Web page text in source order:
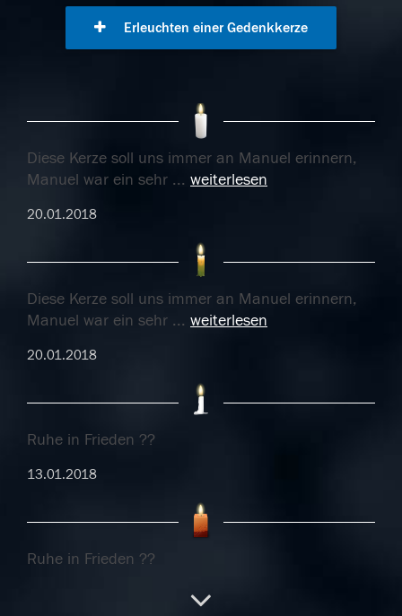
Erleuchten einer Gedenkkerze
Diese Kerze soll uns immer an Manuel erinnern,
Manuel war ein sehr ... weiterlesen
20.01.2018
Diese Kerze soll uns immer an Manuel erinnern,
Manuel war ein sehr ... weiterlesen
20.01.2018
Ruhe in Frieden ??
13.01.2018
Ruhe in Frieden ??